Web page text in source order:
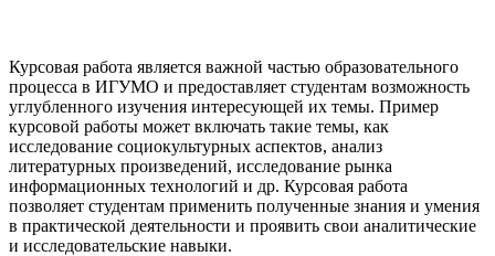
Курсовая работа является важной частью образовательного
процесса в ИГУМО и предоставляет студентам возможность
углубленного изучения интересующей их темы. Пример
курсовой работы может включать такие темы, как
исследование социокультурных аспектов, анализ
литературных произведений, исследование рынка
информационных технологий и др. Курсовая работа
позволяет студентам применить полученные знания и умения
в практической деятельности и проявить свои аналитические
и исследовательские навыки.